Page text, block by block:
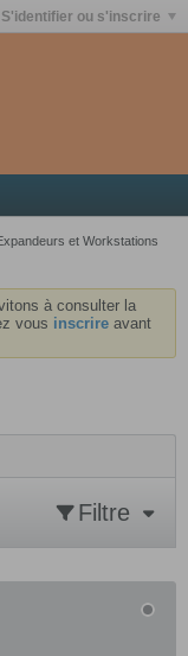
S'identifier ou s'inscrire
et Workstations
à consulter la
vous inscrire avant
Filtre